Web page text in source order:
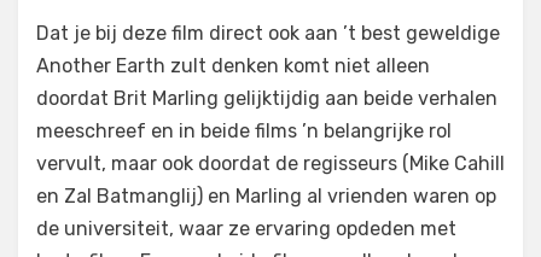
doorFilmofiel.nl
Laat een reactie achter
op
of
My
Voice
(2011)
Dat je bij deze film direct ook aan ’t best geweldige
Another Earth zult denken komt niet alleen
doordat Brit Marling gelijktijdig aan beide verhalen
meeschreef en in beide films ’n belangrijke rol
vervult, maar ook doordat de regisseurs (Mike Cahill
en Zal Batmanglij) en Marling al vrienden waren op
de universiteit, waar ze ervaring opdeden met